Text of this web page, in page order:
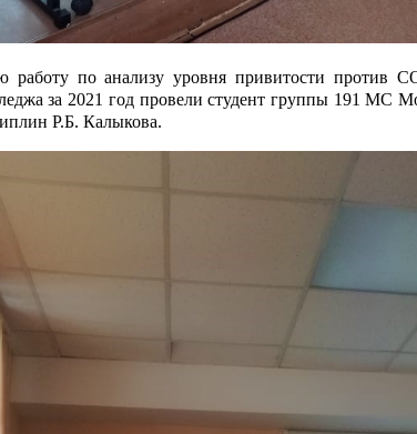
работу по анализу уровня привитости против
за 2021 год провели студент группы 191
Р.Б. Калыкова.